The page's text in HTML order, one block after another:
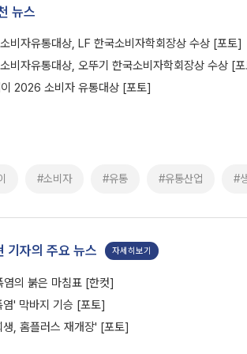
뉴스
비자유통대상, LF 한국소비자학회장상 수상 [포토]
비자유통대상, 오뚜기 한국소비자학회장상 수상 [
2026 소비자 유통대상 [포토]
#소비자 #유통 #유통산업 #
기자의 주요 뉴스 자세히보기
염의 붉은 마침표 [한컷]
염' 막바지 기승 [포토]
생, 홈플러스 재개장' [포토]